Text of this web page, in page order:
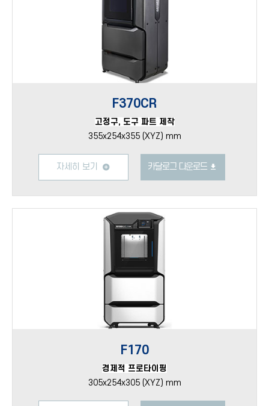
F370CR
고정구, 도구 파트 제작
355x254x355 (XYZ) mm
자세히 보기 카달로그 다운로드
F170
경제적 프로타이핑
305x254x305 (XYZ) mm